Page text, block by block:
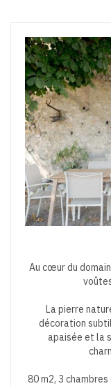
Au cœur du
La pierre
décoration
apaisée et la
80 m2, 3